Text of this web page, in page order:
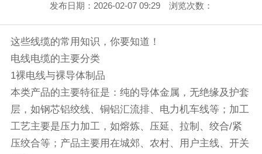
发布日期：2026-02-07 09:29 浏览次数：
这些线缆的常用知识，你要知道！
电线电缆的主要分类
1裸电线与裸导体制品
本类产品的主要特征是：纯的导体金属，无绝缘及护套
层，如钢芯铝绞线、铜铝汇流排、电力机车线等；加工
工艺主要是压力加工，如熔炼、压延、拉制、绞合/紧
压绞合等；产品主要用在城郊、农村、用户主线、开关